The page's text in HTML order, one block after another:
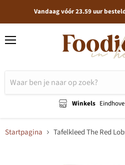
Vandaag vóór 23.59 uur
Winkels
Startpagina Tafelkleed The Red